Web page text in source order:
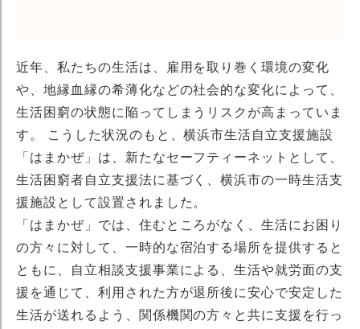
近年、私たちの生活は、雇用を取り巻く環境の変化
や、地縁血縁の希薄化などの社会的な変化によって、
生活困窮の状態に陥ってしまうリスクが高まっていま
す。 こうした状況のもと、横浜市生活自立支援施設
「はまかぜ」は、新たなセーフティーネットとして、
生活困窮者自立支援法に基づく、横浜市の一時生活支
援施設として設置されました。
「はまかぜ」では、住むところがなく、生活にお困り
の方々に対して、一時的な宿泊する場所を提供すると
ともに、自立相談支援事業による、生活や就労面の支
援を通じて、利用された方が退所後に安心で安定した
生活が送れるよう、関係機関の方々と共に支援を行っ